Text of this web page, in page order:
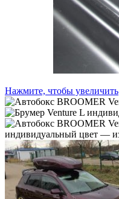
Нажмите, чтобы увеличить